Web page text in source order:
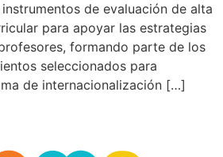
de evaluación de alta
para apoyar las estrategias
formando parte de los
seleccionados para
de internacionalización […]